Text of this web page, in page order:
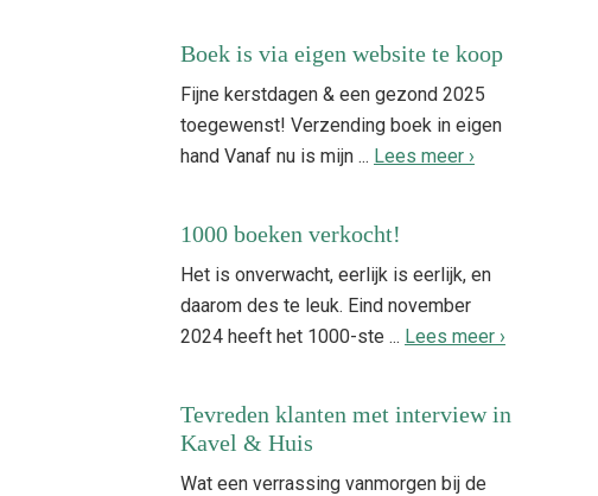
Boek is via eigen website te koop
Fijne kerstdagen & een gezond 2025
toegewenst! Verzending boek in eigen
hand Vanaf nu is mijn ... Lees meer ›
1000 boeken verkocht!
Het is onverwacht, eerlijk is eerlijk, en
daarom des te leuk. Eind november
2024 heeft het 1000-ste ... Lees meer ›
Tevreden klanten met interview in
Kavel & Huis
Wat een verrassing vanmorgen bij de